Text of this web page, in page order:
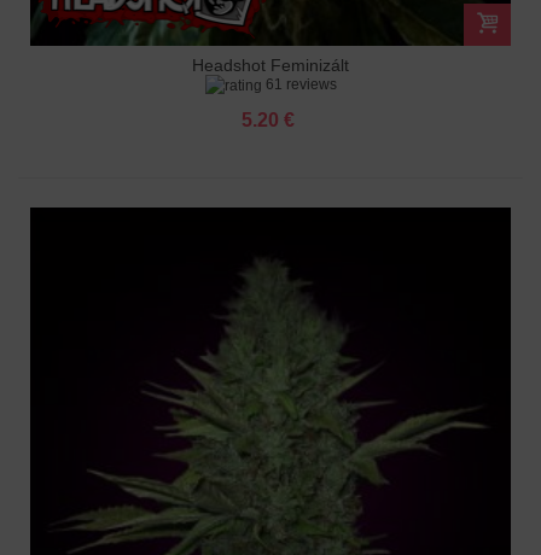
Headshot Feminizált
61 reviews
5.20 €